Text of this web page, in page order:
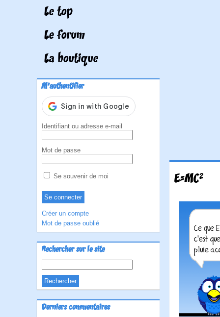
Le top
Le forum
La boutique
M'authentifier
Identifiant ou adresse e-mail
Mot de passe
Se souvenir de moi
Créer un compte
Mot de passe oublié
Rechercher sur le site
Derniers commentaires
E=MC²